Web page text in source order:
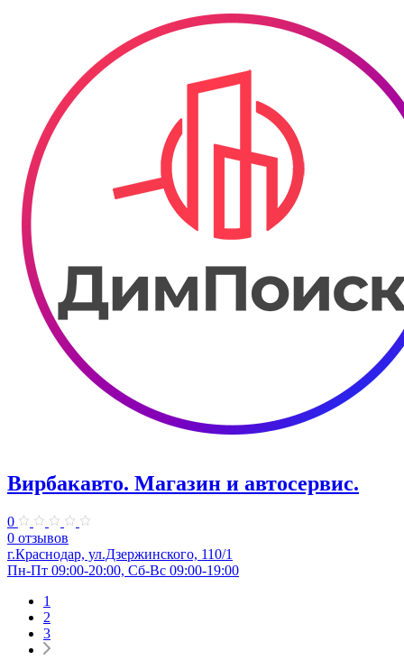
Вирбакавто. ​Магазин и автосервис.
0
0 отзывов
г.Краснодар, ул.Дзержинского, 110/1
Пн-Пт 09:00-20:00, Сб-Вс 09:00-19:00
1
2
3